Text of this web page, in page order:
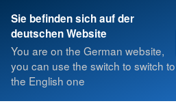
Sie befinden sich auf der
deutschen Website
You are on the German website,
you can use the switch to switch to
the English one